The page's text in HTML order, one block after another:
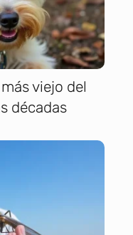
viejo del
décadas